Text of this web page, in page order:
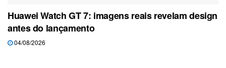
Huawei Watch GT 7: imagens reais revelam design
antes do lançamento
04/08/2026